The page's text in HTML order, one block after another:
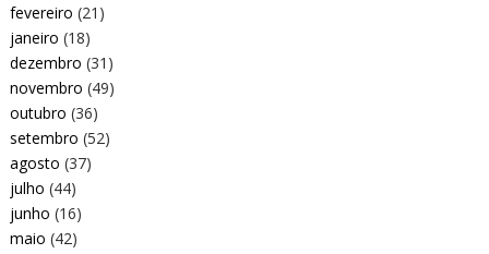
fevereiro (21)
janeiro (18)
dezembro (31)
novembro (49)
outubro (36)
setembro (52)
agosto (37)
julho (44)
junho (16)
maio (42)